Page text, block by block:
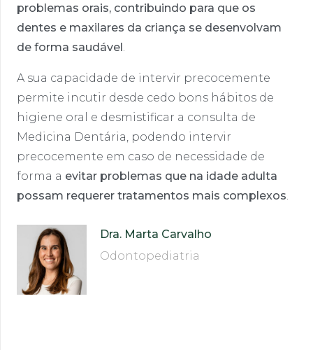
problemas orais, contribuindo para que os
dentes e maxilares da criança se desenvolvam
de forma saudável
A sua capacidade de intervir precocemente
permite incutir desde cedo bons hábitos de
higiene oral e desmistificar a consulta de
Medicina Dentária, podendo intervir
precocemente em caso de necessidade de
forma a evitar problemas que na idade adulta
possam requerer tratamentos mais complexos
Dra. Marta Carvalho
Odontopediatria